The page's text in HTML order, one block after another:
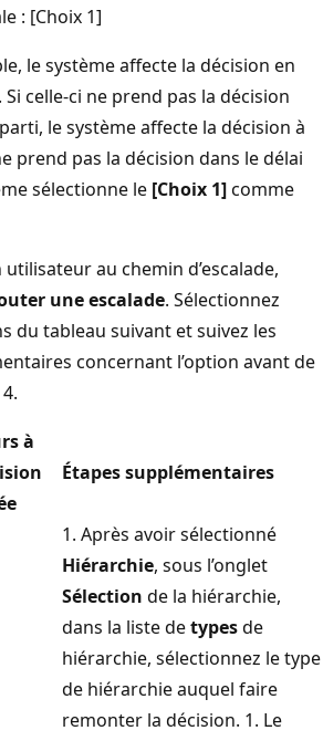
: [Choix 1]
le système affecte la décision en
celle-ci ne prend pas la décision
le système affecte la décision à
prend pas la décision dans le délai
sélectionne le [Choix 1]comme
au chemin d’escalade,
une escalade. Sélectionnez
du tableau suivant et suivez les
concernant l’option avant de
à
Étapes supplémentaires
1. Après avoir sélectionné
Hiérarchie, sous l’onglet
Sélection de la hiérarchie,
dans la liste detypesde
hiérarchie, sélectionnez le type
de hiérarchie auquel faire
remonter la décision. 1. Le